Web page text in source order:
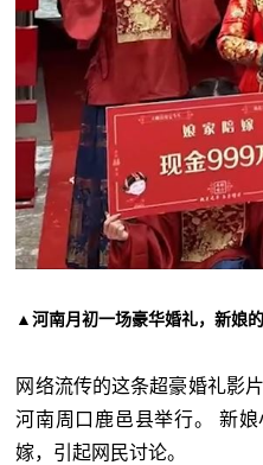
▲河南月初一场豪华婚礼，新娘
网络流传的这条超豪婚礼影
河南周口鹿邑县举行。 新
嫁，引起网民讨论。